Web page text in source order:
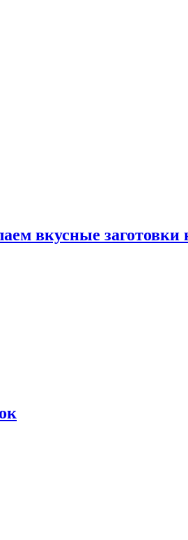
вкусные заготовки